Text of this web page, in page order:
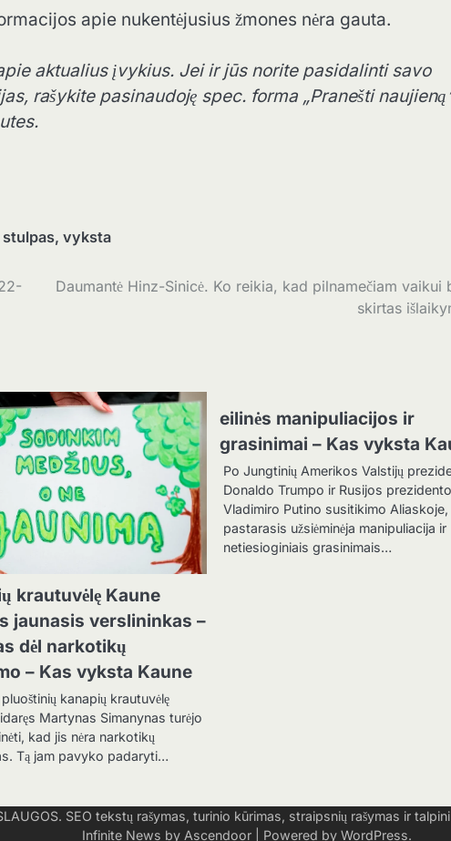
apie nukentėjusius žmones nėra gauta.
aktualius įvykius. Jei ir jūs norite pasidalinti savo
rašykite pasinaudoję spec. forma „Pranešti
stulpas, vyksta
Daumantė Hinz-Sinicė. Ko reikia, kad pilnamečiam vaikui
skirtas
krautuvėlę Kaune
jaunasis verslininkas –
dėl narkotikų
– Kas vyksta Kaune
kanapių krautuvėlę
Martynas Simanynas turėjo
kad jis nėra narkotikų
Tą jam pavyko padaryti…
eilinės manipuliacijos ir
grasinimai – Kas vyksta
Po Jungtinių Amerikos Valstijų
Donaldo Trumpo ir Rusijos
Vladimiro Putino susitikimo Aliaskoje,
pastarasis užsiėminėja manipuliacija ir
netiesioginiais grasinimais…
SEO tekstų rašymas, turinio kūrimas, straipsnių rašymas ir
Infinite News by Ascendoor | Powered by WordPress.